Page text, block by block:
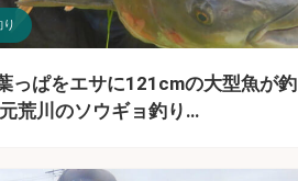
っぱをエサに121cmの大型魚が釣
荒川のソウギョ釣り…